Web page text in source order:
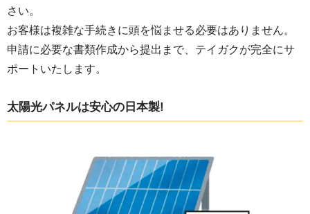
さい。
お客様は複雑な手続きに頭を悩ませる必要はありません。
申請に必要な書類作成から提出まで、テイガクが完全にサ
ポートいたします。
太陽光パネルは安心の日本製!